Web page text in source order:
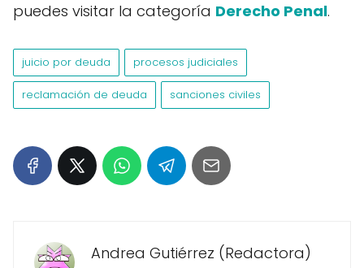
puedes visitar la categoría Derecho Penal.
juicio por deuda procesos judiciales
reclamación de deuda sanciones civiles
Andrea Gutiérrez (Redactora)